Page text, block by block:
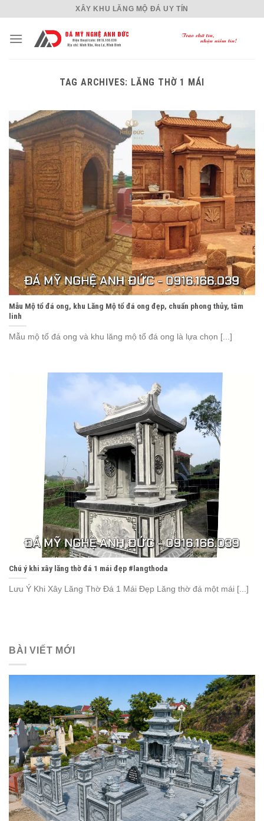
content
XÂY KHU LĂNG MỘ ĐÁ UY TÍN
TAG ARCHIVES: LĂNG THỜ 1 MÁI
Mẫu Mộ tổ đá ong, khu Lăng Mộ tổ đá ong đẹp, chuẩn phong thủy, tâm
linh
Mẫu mộ tổ đá ong và khu lăng mộ tổ đá ong là lựa chọn [...]
Chú ý khi xây lăng thờ đá 1 mái đẹp #langthoda
Lưu Ý Khi Xây Lăng Thờ Đá 1 Mái Đẹp Lăng thờ đá một mái [...]
BÀI VIẾT MỚI